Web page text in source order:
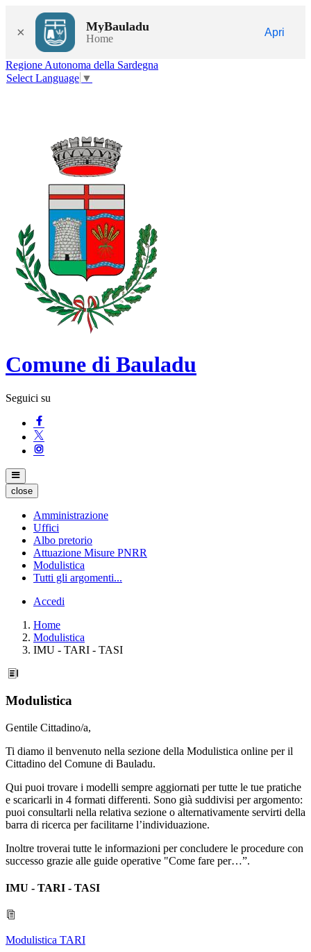
× MyBauladu
Home
Apri
Regione Autonoma della Sardegna
Select Language ▼
Comune di Bauladu
Seguici su
close
Amministrazione
Uffici
Albo pretorio
Attuazione Misure PNRR
Modulistica
Tutti gli argomenti...
Accedi
Home
Modulistica
IMU - TARI - TASI
Modulistica
Gentile Cittadino/a,
Ti diamo il benvenuto nella sezione della Modulistica online per il
Cittadino del Comune di Bauladu.
Qui puoi trovare i modelli sempre aggiornati per tutte le tue pratiche
e scaricarli in 4 formati differenti. Sono già suddivisi per argomento:
puoi consultarli nella relativa sezione o alternativamente servirti della
barra di ricerca per facilitarne l’individuazione.
Inoltre troverai tutte le informazioni per concludere le procedure con
successo grazie alle guide operative "Come fare per…”.
IMU - TARI - TASI
Modulistica TARI